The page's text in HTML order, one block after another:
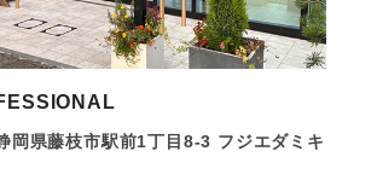
岡県藤枝市駅前1丁目8-3 フジエダミキ